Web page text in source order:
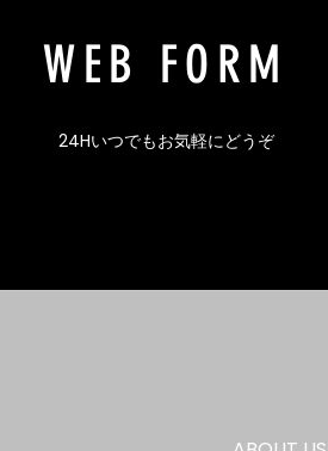
WEB FORM
24Hいつでもお気軽にどうぞ